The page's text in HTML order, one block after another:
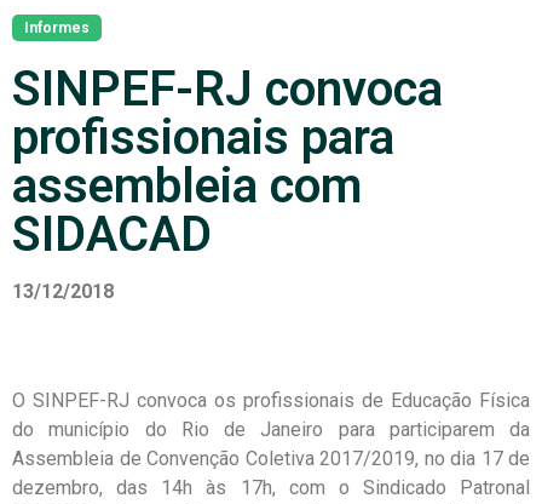
Informes
SINPEF-RJ convoca
profissionais para
assembleia com
SIDACAD
13/12/2018
O SINPEF-RJ convoca os profissionais de Educação Física
do município do Rio de Janeiro para participarem da
Assembleia de Convenção Coletiva 2017/2019, no dia 17 de
dezembro, das 14h às 17h, com o Sindicado Patronal